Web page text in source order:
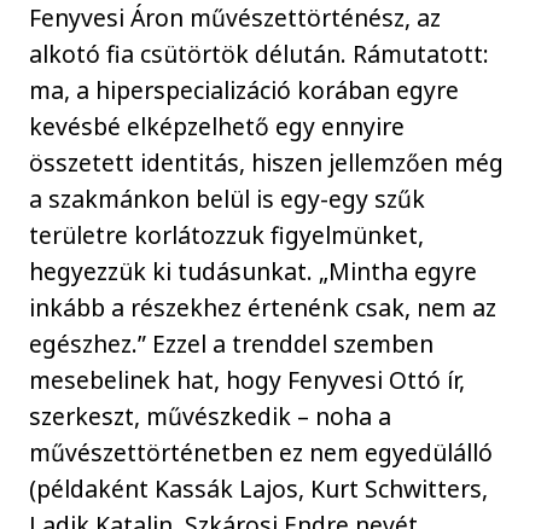
Fenyvesi Áron művészettörténész, az
alkotó fia csütörtök délután. Rámutatott:
ma, a hiperspecializáció korában egyre
kevésbé elképzelhető egy ennyire
összetett identitás, hiszen jellemzően még
a szakmánkon belül is egy-egy szűk
területre korlátozzuk figyelmünket,
hegyezzük ki tudásunkat. „Mintha egyre
inkább a részekhez értenénk csak, nem az
egészhez.” Ezzel a trenddel szemben
mesebelinek hat, hogy Fenyvesi Ottó ír,
szerkeszt, művészkedik – noha a
művészettörténetben ez nem egyedülálló
(példaként Kassák Lajos, Kurt Schwitters,